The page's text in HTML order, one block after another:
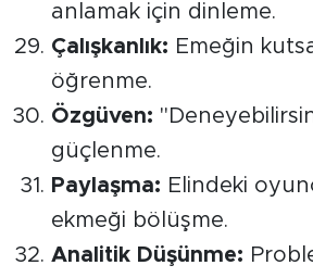
anlamak için dinleme.
Çalışkanlık: Emeğin
öğrenme.
Özgüven:
güçlenme.
Paylaşma: Elindeki
ekmeği bölüşme.
Analitik Düşünme: